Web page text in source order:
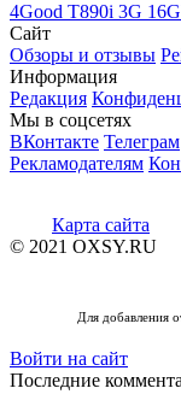
4Good T890i 3G
Сайт
Обзоры и отзывы
Информация
Редакция
Мы в соцсетях
ВКонтакте Телеграм
Рекламодателям
Карта сайта
© 2021 OXSY.RU
Для добавления
Войти на сайт
Последние